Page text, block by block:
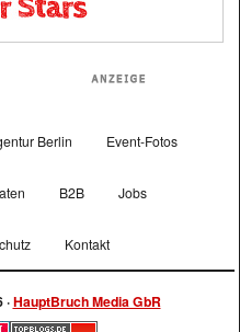
Berlin Event-Fotos
B2B Jobs
Kontakt
HauptBruch Media GbR